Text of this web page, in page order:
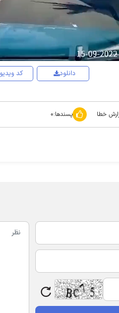
Video
کد ویدیو دانلود
خطا پسندها:۰